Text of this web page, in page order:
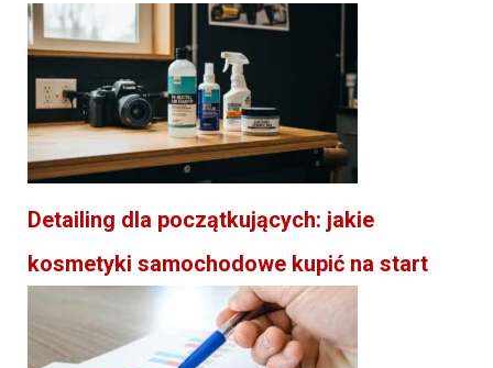
Detailing dla początkujących: jakie
kosmetyki samochodowe kupić na start